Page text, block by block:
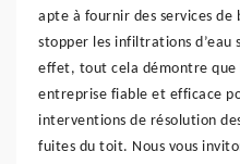
apte à fournir des services
stopper les infiltrations d’eau
effet, tout cela démontre que
entreprise fiable et efficace
interventions de résolution
fuites du toit. Nous vous